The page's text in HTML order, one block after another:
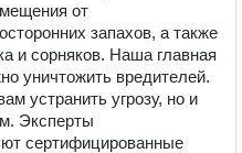
от
запахов, а также
и сорняков. Наша главная
уничтожить вредителей.
устранить угрозу, но и
Эксперты
сертифицированные